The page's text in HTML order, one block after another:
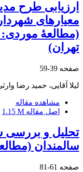
ارزیابی طرح
معیارهای
تهران)
صفحه 39-59
لیلا آقایی، حمید رضا
مشاهده مقاله
اصل مقاله 1.15 M
تحلیل و
سالمندان
صفحه 61-81